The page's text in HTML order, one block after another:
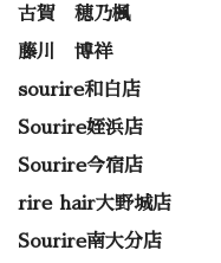
古賀 穂乃楓
藤川 博祥
sourire和白店
Sourire姪浜店
Sourire今宿店
rire hair大野城店
Sourire南大分店